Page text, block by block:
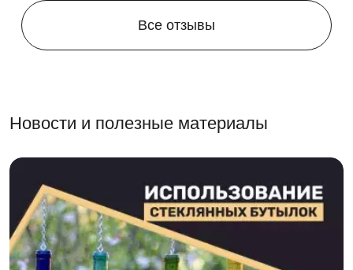
Все отзывы
Новости и полезные материалы